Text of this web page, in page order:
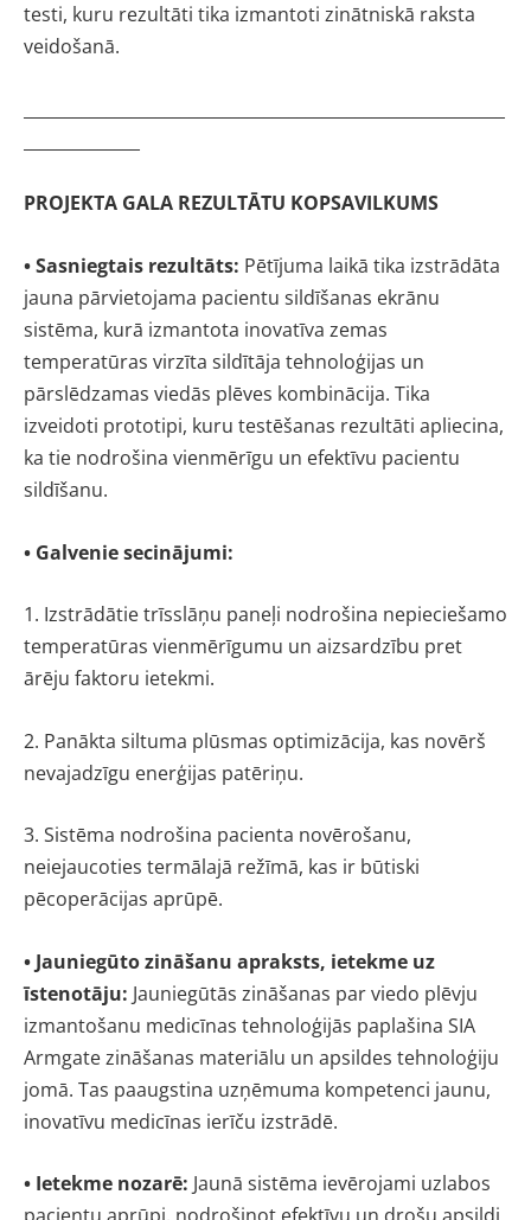
testi, kuru rezultāti tika izmantoti zinātniskā raksta
veidošanā.
PROJEKTA GALA REZULTĀTU KOPSAVILKUMS
• Sasniegtais rezultāts: Pētījuma laikā tika izstrādāta
jauna pārvietojama pacientu sildīšanas ekrānu
sistēma, kurā izmantota inovatīva zemas
temperatūras virzīta sildītāja tehnoloģijas un
pārslēdzamas viedās plēves kombinācija. Tika
izveidoti prototipi, kuru testēšanas rezultāti apliecina,
ka tie nodrošina vienmērīgu un efektīvu pacientu
sildīšanu.
• Galvenie secinājumi:
1. Izstrādātie trīsslāņu paneļi nodrošina nepieciešamo
temperatūras vienmērīgumu un aizsardzību pret
ārēju faktoru ietekmi.
2. Panākta siltuma plūsmas optimizācija, kas novērš
nevajadzīgu enerģijas patēriņu.
3. Sistēma nodrošina pacienta novērošanu,
neiejaucoties termālajā režīmā, kas ir būtiski
pēcoperācijas aprūpē.
• Jauniegūto zināšanu apraksts, ietekme uz
īstenotāju: Jauniegūtās zināšanas par viedo plēvju
izmantošanu medicīnas tehnoloģijās paplašina SIA
Armgate zināšanas materiālu un apsildes tehnoloģiju
jomā. Tas paaugstina uzņēmuma kompetenci jaunu,
inovatīvu medicīnas ierīču izstrādē.
• Ietekme nozarē: Jaunā sistēma ievērojami uzlabos